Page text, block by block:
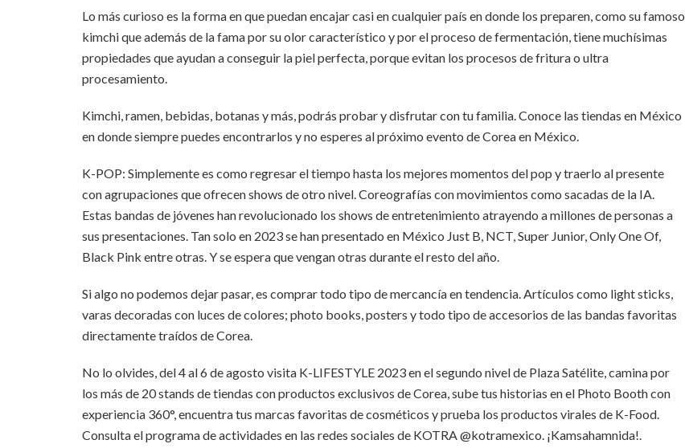
Lo más curioso es la forma en que puedan encajar casi en cualquier país en donde los preparen, como su famoso
kimchi que además de la fama por su olor característico y por el proceso de fermentación, tiene muchísimas
propiedades que ayudan a conseguir la piel perfecta, porque evitan los procesos de fritura o ultra
procesamiento.
Kimchi, ramen, bebidas, botanas y más, podrás probar y disfrutar con tu familia. Conoce las tiendas en México
en donde siempre puedes encontrarlos y no esperes al próximo evento de Corea en México.
K-POP: Simplemente es como regresar el tiempo hasta los mejores momentos del pop y traerlo al presente
con agrupaciones que ofrecen shows de otro nivel. Coreografías con movimientos como sacadas de la IA.
Estas bandas de jóvenes han revolucionado los shows de entretenimiento atrayendo a millones de personas a
sus presentaciones. Tan solo en 2023 se han presentado en México Just B, NCT, Super Junior, Only One Of,
Black Pink entre otras. Y se espera que vengan otras durante el resto del año.
Si algo no podemos dejar pasar, es comprar todo tipo de mercancía en tendencia. Artículos como light sticks,
varas decoradas con luces de colores; photo books, posters y todo tipo de accesorios de las bandas favoritas
directamente traídos de Corea.
No lo olvides, del 4 al 6 de agosto visita K-LIFESTYLE 2023 en el segundo nivel de Plaza Satélite, camina por
los más de 20 stands de tiendas con productos exclusivos de Corea, sube tus historias en el Photo Booth con
experiencia 360°, encuentra tus marcas favoritas de cosméticos y prueba los productos virales de K-Food.
Consulta el programa de actividades en las redes sociales de KOTRA @kotramexico. ¡Kamsahamnida!.